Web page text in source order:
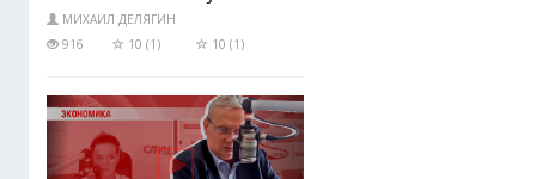
МИХАИЛ ДЕЛЯГИН
916
10 (1) 10 (1)